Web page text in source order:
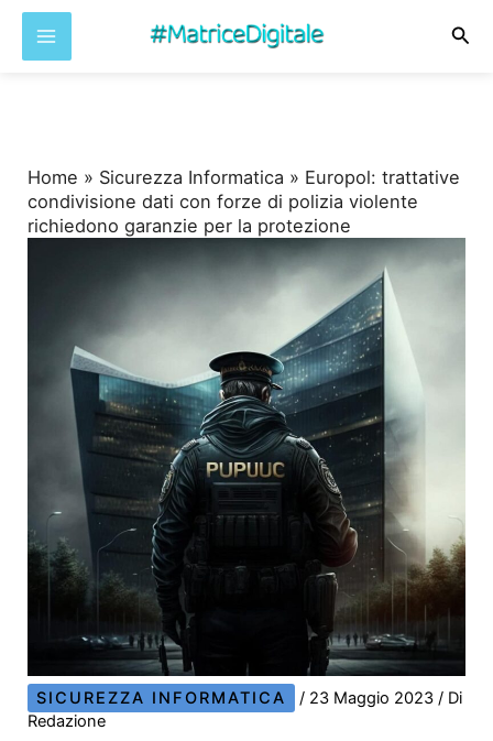
Home » Sicurezza Informatica » Europol: trattative
condivisione dati con forze di polizia violente
richiedono garanzie per la protezione
SICUREZZA INFORMATICA / 23 Maggio 2023/ Di
Redazione